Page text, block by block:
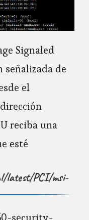
Signaled
de
el
reciba una
esté
latest/PCI/msi-